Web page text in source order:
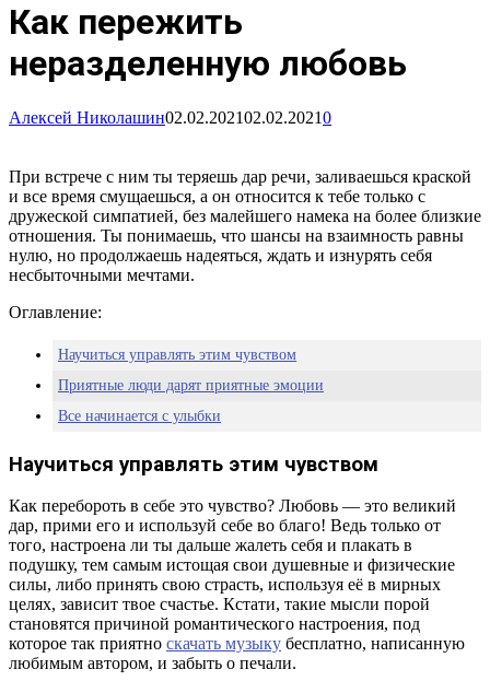
Как пережить
неразделенную любовь
Алексей Николашин02.02.202102.02.20210
При встрече с ним ты теряешь дар речи, заливаешься краской
и все время смущаешься, а он относится к тебе только с
дружеской симпатией, без малейшего намека на более близкие
отношения. Ты понимаешь, что шансы на взаимность равны
нулю, но продолжаешь надеяться, ждать и изнурять себя
несбыточными мечтами.
Оглавление:
Научиться управлять этим чувством
Приятные люди дарят приятные эмоции
Все начинается с улыбки
Научиться управлять этим чувством
Как перебороть в себе это чувство? Любовь — это великий
дар, прими его и используй себе во благо! Ведь только от
того, настроена ли ты дальше жалеть себя и плакать в
подушку, тем самым истощая свои душевные и физические
силы, либо принять свою страсть, используя её в мирных
целях, зависит твое счастье. Кстати, такие мысли порой
становятся причиной романтического настроения, под
которое так приятно скачать музыку бесплатно, написанную
любимым автором, и забыть о печали.